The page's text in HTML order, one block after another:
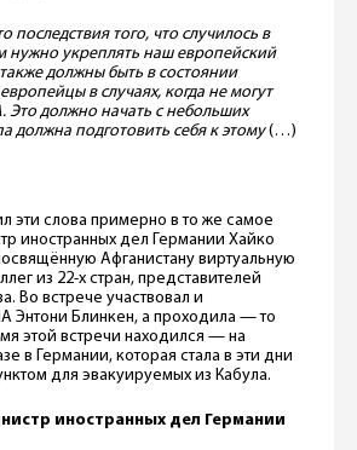
последствия того, что случилось в
нужно укреплять наш европейский
должны быть в состоянии
в случаях, когда не могут
Это должно начать с небольших
должна подготовить себя к этому(…)
эти слова примерно в то же самое
иностранных дел Германии Хайко
Афганистану виртуальную
из 22-х стран, представителей
Во встрече участвовал и
Энтони Блинкен, а проходила — то
этой встречи находился — на
в Германии, которая стала в эти дни
для эвакуируемых из Кабула.
иностранных дел Германии